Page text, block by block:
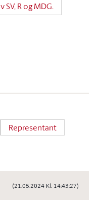
SV, R og MDG.
Representant
(21.05.2024 Kl. 14:43:27)